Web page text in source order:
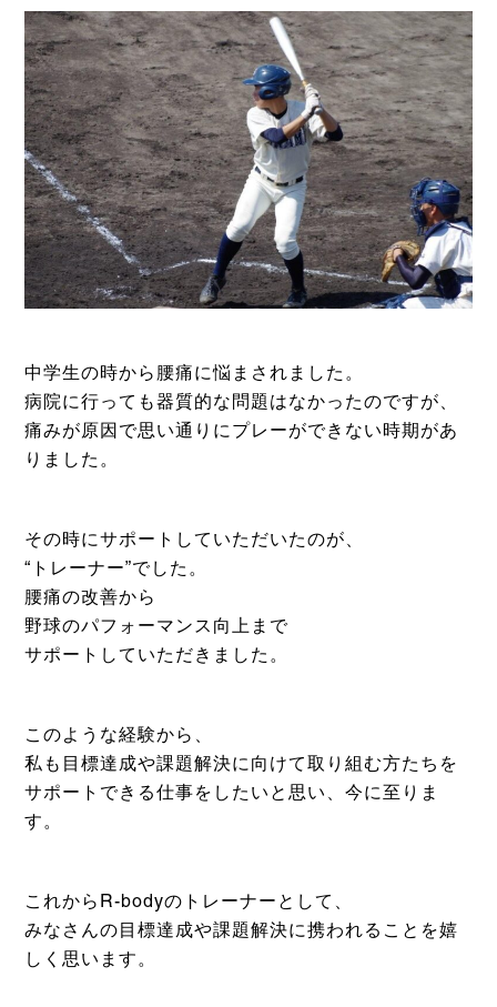
中学生の時から腰痛に悩まされました。
病院に行っても器質的な問題はなかったのですが、
痛みが原因で思い通りにプレーができない時期があ
りました。
その時にサポートしていただいたのが、
“トレーナー”でした。
腰痛の改善から
野球のパフォーマンス向上まで
サポートしていただきました。
このような経験から、
私も目標達成や課題解決に向けて取り組む方たちを
サポートできる仕事をしたいと思い、今に至りま
す。
これからR-bodyのトレーナーとして、
みなさんの目標達成や課題解決に携われることを嬉
しく思います。